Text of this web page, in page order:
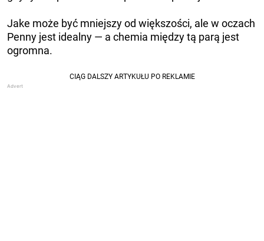
Jake może być mniejszy od większości, ale w oczach
Penny jest idealny — a chemia między tą parą jest
ogromna.